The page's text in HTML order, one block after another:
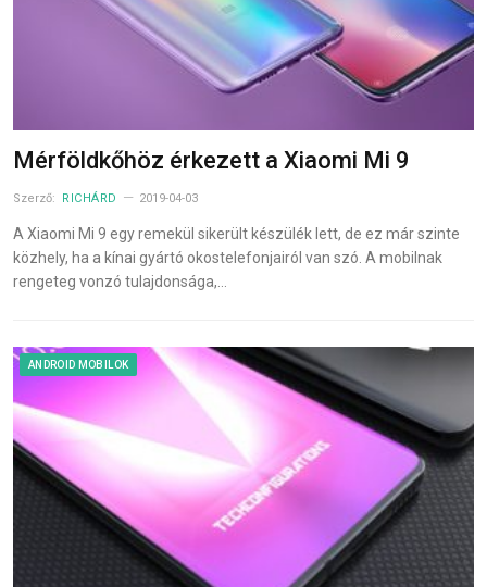
Mérföldkőhöz érkezett a Xiaomi Mi 9
Szerző: RICHÁRD 2019-04-03
A Xiaomi Mi 9 egy remekül sikerült készülék lett, de ez már szinte
közhely, ha a kínai gyártó okostelefonjairól van szó. A mobilnak
rengeteg vonzó tulajdonsága,…
ANDROID MOBILOK